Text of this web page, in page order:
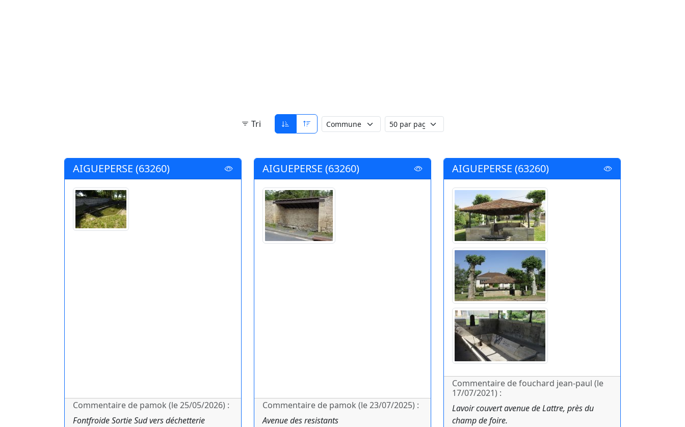
Tri
AIGUEPERSE (63260)
Commentaire de pamok (le 25/05/2026) :
Fontfroide Sortie Sud vers déchetterie
AIGUEPERSE (63260)
Commentaire de pamok (le 23/07/2025) :
Avenue des resistants
AIGUEPERSE (63260)
Commentaire de fouchard jean-paul (le
17/07/2021) :
Lavoir couvert avenue de Lattre, près du
champ de foire.